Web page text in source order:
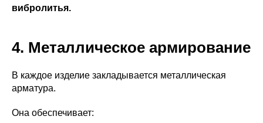
вибролитья.
4. Металлическое армирование
В каждое изделие закладывается металлическая
арматура.
Она обеспечивает: